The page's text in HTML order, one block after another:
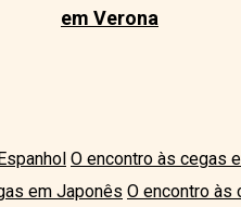
em Verona
O encontro às cegas
em Japonês O encontro às